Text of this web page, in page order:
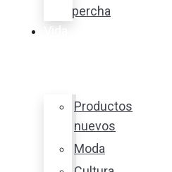
percha
Productos
nuevos
Moda